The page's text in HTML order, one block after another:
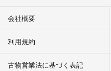
会社概要
利用規約
古物営業法に基づく表記